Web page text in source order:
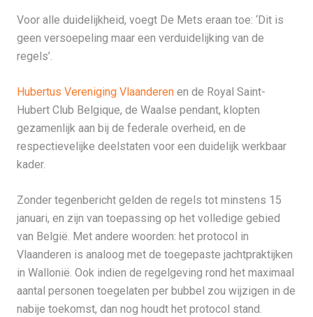
Voor alle duidelijkheid, voegt De Mets eraan toe: ‘Dit is
geen versoepeling maar een verduidelijking van de
regels’.
Hubertus Vereniging Vlaanderenen de Royal Saint-
Hubert Club Belgique, de Waalse pendant, klopten
gezamenlijk aan bij de federale overheid, en de
respectievelijke deelstaten voor een duidelijk werkbaar
kader.
Zonder tegenbericht gelden de regels tot minstens 15
januari, en zijn van toepassing op het volledige gebied
van België. Met andere woorden: het protocol in
Vlaanderen is analoog met de toegepaste jachtpraktijken
in Wallonië. Ook indien de regelgeving rond het maximaal
aantal personen toegelaten per bubbel zou wijzigen in de
nabije toekomst, dan nog houdt het protocol stand.